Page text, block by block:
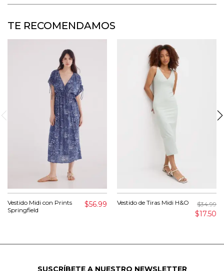
TE RECOMENDAMOS
Vestido Midi con Prints
Springfield
$56.99 Vestido de Tiras Midi H&O $34.99
$17.50
SUSCRÍBETE A NUESTRO NEWSLETTER